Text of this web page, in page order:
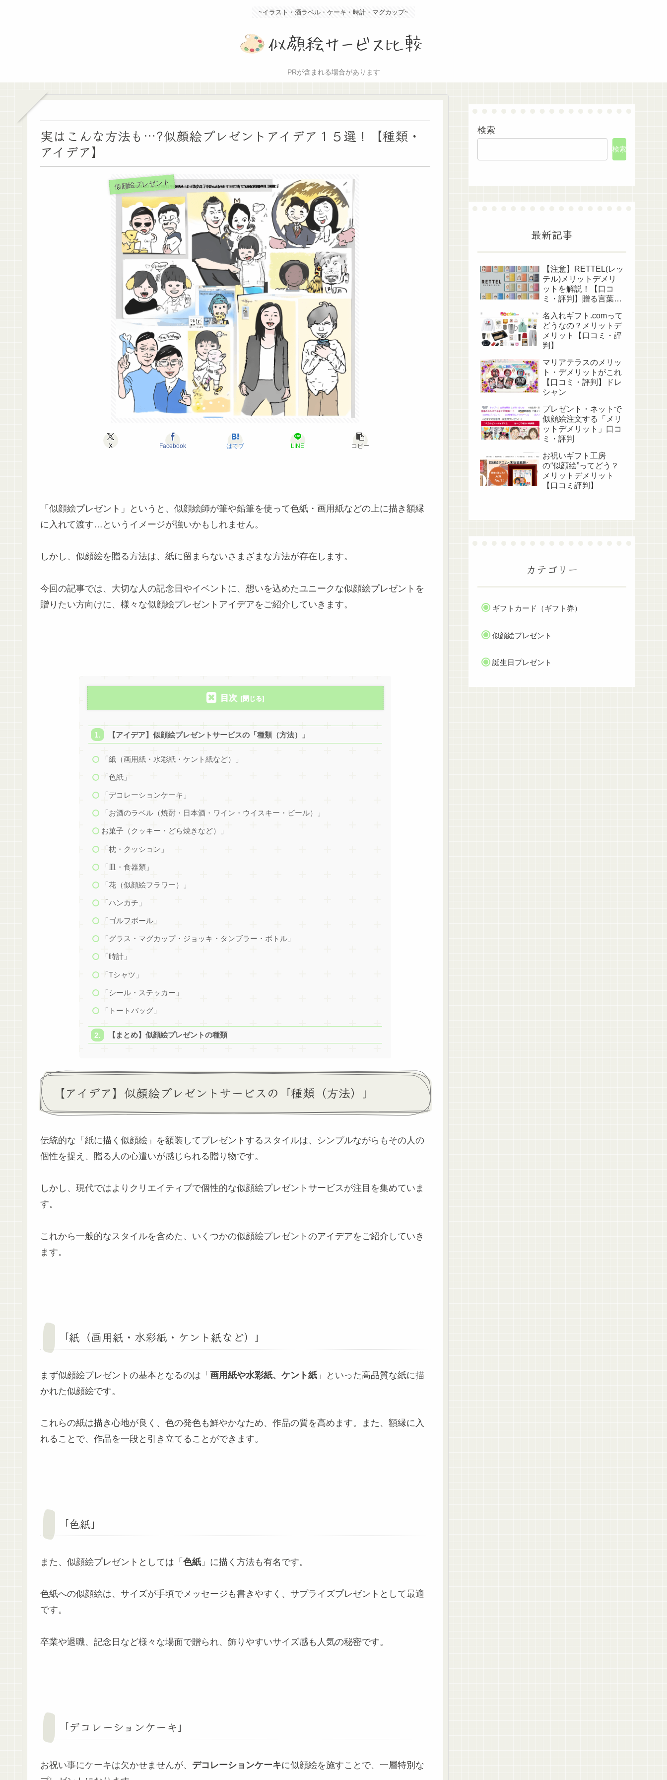
~イラスト・酒ラベル・ケーキ・時計・マグカップ~
PRが含まれる場合があります
実はこんな方法も…?似顔絵プレゼントアイデア１５選！【種類・
アイデア】
似顔絵プレゼント
X Facebook はてブ LINE コピー
「似顔絵プレゼント」というと、似顔絵師が筆や鉛筆を使って色紙・画用紙などの上に描き額縁
に入れて渡す…というイメージが強いかもしれません。
しかし、似顔絵を贈る方法は、紙に留まらないさまざまな方法が存在します。
今回の記事では、大切な人の記念日やイベントに、想いを込めたユニークな似顔絵プレゼントを
贈りたい方向けに、様々な似顔絵プレゼントアイデアをご紹介していきます。
目次
【アイデア】似顔絵プレゼントサービスの「種類（方法）」
「紙（画用紙・水彩紙・ケント紙など）」
「色紙」
「デコレーションケーキ」
「お酒のラベル（焼酎・日本酒・ワイン・ウイスキー・ビール）」
お菓子（クッキー・どら焼きなど）」
「枕・クッション」
「皿・食器類」
「花（似顔絵フラワー）」
「ハンカチ」
「ゴルフボール」
「グラス・マグカップ・ジョッキ・タンブラー・ボトル」
「時計」
「Tシャツ」
「シール・ステッカー」
「トートバッグ」
【まとめ】似顔絵プレゼントの種類
【アイデア】似顔絵プレゼントサービスの「種類（方法）」
伝統的な「紙に描く似顔絵」を額装してプレゼントするスタイルは、シンプルながらもその人の
個性を捉え、贈る人の心遣いが感じられる贈り物です。
しかし、現代ではよりクリエイティブで個性的な似顔絵プレゼントサービスが注目を集めていま
す。
これから一般的なスタイルを含めた、いくつかの似顔絵プレゼントのアイデアをご紹介していき
ます。
「紙（画用紙・水彩紙・ケント紙など）」
まず似顔絵プレゼントの基本となるのは「 画用紙や水彩紙、ケント紙 」といった高品質な紙に描
かれた似顔絵です。
これらの紙は描き心地が良く、色の発色も鮮やかなため、作品の質を高めます。また、額縁に入
れることで、作品を一段と引き立てることができます。
「色紙」
また、似顔絵プレゼントとしては「 色紙 」に描く方法も有名です。
色紙への似顔絵は、サイズが手頃でメッセージも書きやすく、サプライズプレゼントとして最適
です。
卒業や退職、記念日など様々な場面で贈られ、飾りやすいサイズ感も人気の秘密です。
「デコレーションケーキ」
お祝い事にケーキは欠かせませんが、 デコレーションケーキに似顔絵を施すことで、一層特別な
検索
検索
最新記事
【注意】RETTEL(レッ
テル)メリットデメリ
ットを解説！【口コ
ミ・評判】贈る言葉の
名入れギフト.comって
どうなの？メリットデ
メリット【口コミ・評
判】
マリアテラスのメリッ
ト・デメリットがこれ
【口コミ・評判】ドレ
シャン
プレゼント・ネットで
似顔絵注文する「メリ
ットデメリット」口コ
ミ・評判
お祝いギフト工房
の“似顔絵”ってどう？
メリットデメリット
【口コミ評判】
カテゴリー
ギフトカード（ギフト券）
似顔絵プレゼント
誕生日プレゼント